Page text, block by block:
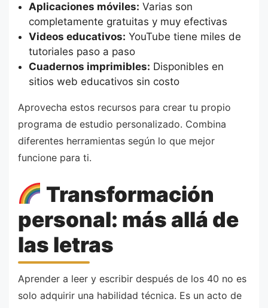
Aplicaciones móviles: Varias son
completamente gratuitas y muy efectivas
Videos educativos: YouTube tiene miles de
tutoriales paso a paso
Cuadernos imprimibles: Disponibles en
sitios web educativos sin costo
Aprovecha estos recursos para crear tu propio
programa de estudio personalizado. Combina
diferentes herramientas según lo que mejor
funcione para ti.
Transformación
personal: más allá de
las letras
Aprender a leer y escribir después de los 40 no es
solo adquirir una habilidad técnica. Es un acto de